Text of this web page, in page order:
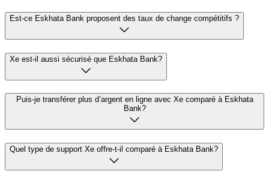
Est-ce Eskhata Bank proposent des taux de change compétitifs ?
Xe est-il aussi sécurisé que Eskhata Bank?
Puis-je transférer plus d’argent en ligne avec Xe comparé à Eskhata
Bank?
Quel type de support Xe offre-t-il comparé à Eskhata Bank?